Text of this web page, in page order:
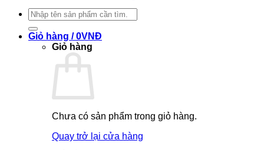
Tìm
kiếm:
Giỏ hàng /0VNĐ
Giỏ hàng
Chưa có sản phẩm trong giỏ hàng.
Quay trở lại cửa hàng